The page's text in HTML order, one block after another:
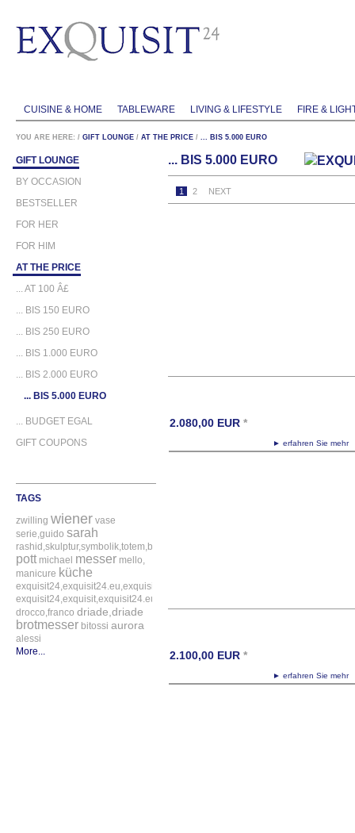
CUISINE & HOME TABLEWARE LIVING & LIFESTYLE FIRE &
YOU ARE HERE: / GIFT LOUNGE / AT THE PRICE / ... BIS 5.000 EURO
GIFT LOUNGE
BY OCCASION
BESTSELLER
FOR HER
FOR HIM
AT THE PRICE
... AT 100 Â£
... BIS 150 EURO
... BIS 250 EURO
... BIS 1.000 EURO
... BIS 2.000 EURO
... BIS 5.000 EURO
... BUDGET EGAL
GIFT COUPONS
TAGS
zwilling wiener vase
serie,guido sarah
rashid,skulptur,symbolik,totem,bitossi
pott michael messer mello,
manicure küche
exquisit24,exquisit24.eu,exquisit24.de,driade,odette,tafelaufsatz,schale,silber
drocco,franco driade,driade
brotmesser bitossi aurora
alessi
More...
... BIS 5.000 EURO
1 2 NEXT
► erfahren Sie
2.080,00 EUR *
► erfahren Sie
2.100,00 EUR *